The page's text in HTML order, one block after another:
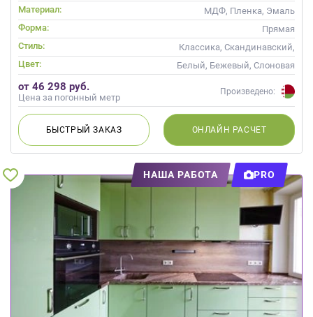
Материал:
МДФ, Пленка, Эмаль
Форма:
Прямая
Стиль:
Классика, Скандинавский,
Неоклассика
Цвет:
Белый, Бежевый, Слоновая
кость, Кремовый
от 46 298 руб.
Цена за погонный метр
Произведено:
БЫСТРЫЙЗАКАЗ ОНЛАЙН РАСЧЕТ
НАША РАБОТА PRO